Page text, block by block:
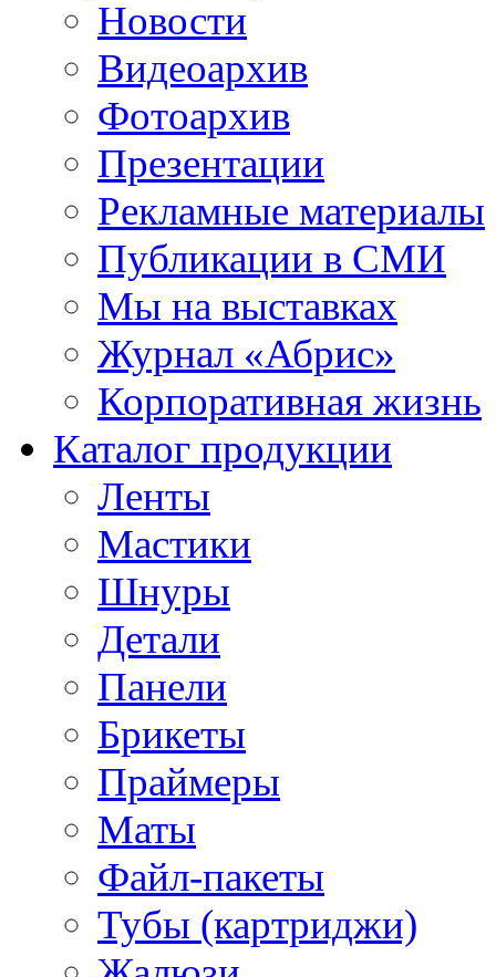
Новости
Видеоархив
Фотоархив
Презентации
Рекламные материалы
Публикации в СМИ
Мы на выставках
Журнал «Абрис»
Корпоративная жизнь
Каталог продукции
Ленты
Мастики
Шнуры
Детали
Панели
Брикеты
Праймеры
Маты
Файл-пакеты
Тубы (картриджи)